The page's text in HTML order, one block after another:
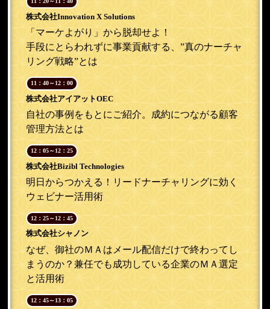
株式会社Innovation X Solutions
「マーケよがり」から脱却せよ！
手段にとらわれずに事業貢献する、”真のナーチャ
リング戦略”とは
11：40～12：00
株式会社アイアットOEC
自社の事例をもとにご紹介。成約につながる顧客
管理方法とは
12：05～12：25
株式会社Bizibl Technologies
明日からつかえる！リードナーチャリングに効く
ウェビナー活用術
12：25～12：45
株式会社シャノン
なぜ、御社のＭＡはメール配信だけで終わってし
まうのか？兼任でも成功している企業のＭＡ選定
と活用術
12：45～13：05